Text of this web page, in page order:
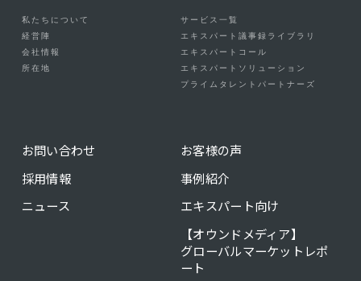
私たちについて
経営陣
会社情報
所在地
サービス一覧
エキスパート議事録ライブラリ
エキスパートコール
エキスパートソリューション
プライムタレントパートナーズ
お問い合わせ
採用情報
ニュース
お客様の声
事例紹介
エキスパート向け
【オウンドメディア】
グローバルマーケットレポ
ート